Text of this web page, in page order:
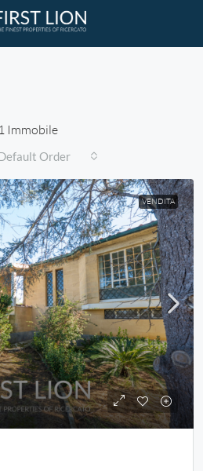
1 Immobile
Order
VENDITA